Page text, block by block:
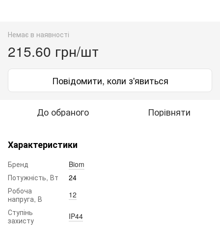
Немає в наявності
215.60 грн/шт
Повідомити, коли з'явиться
До обраного Порівняти
Характеристики
Бренд
Biom
Потужність, Вт
24
Робоча
напруга, В
12
Ступінь
захисту
IP44